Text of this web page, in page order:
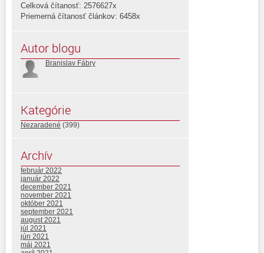
Celková čítanosť: 2576627x
Priemerná čítanosť článkov: 6458x
Autor blogu
Branislav Fábry
Kategórie
Nezaradené (399)
Archív
február 2022
január 2022
december 2021
november 2021
október 2021
september 2021
august 2021
júl 2021
jún 2021
máj 2021